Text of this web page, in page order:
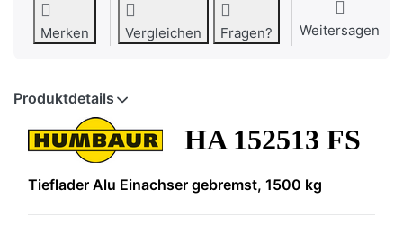
Merken Vergleichen Fragen? Weitersagen
Produktdetails
HA 152513 FS
Tieflader Alu Einachser gebremst, 1500 kg